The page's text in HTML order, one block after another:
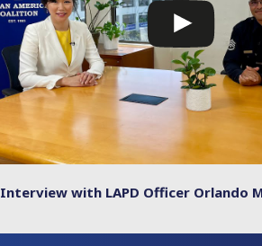
Interview with LAPD Officer Orlando